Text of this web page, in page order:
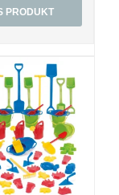
PRODUKT